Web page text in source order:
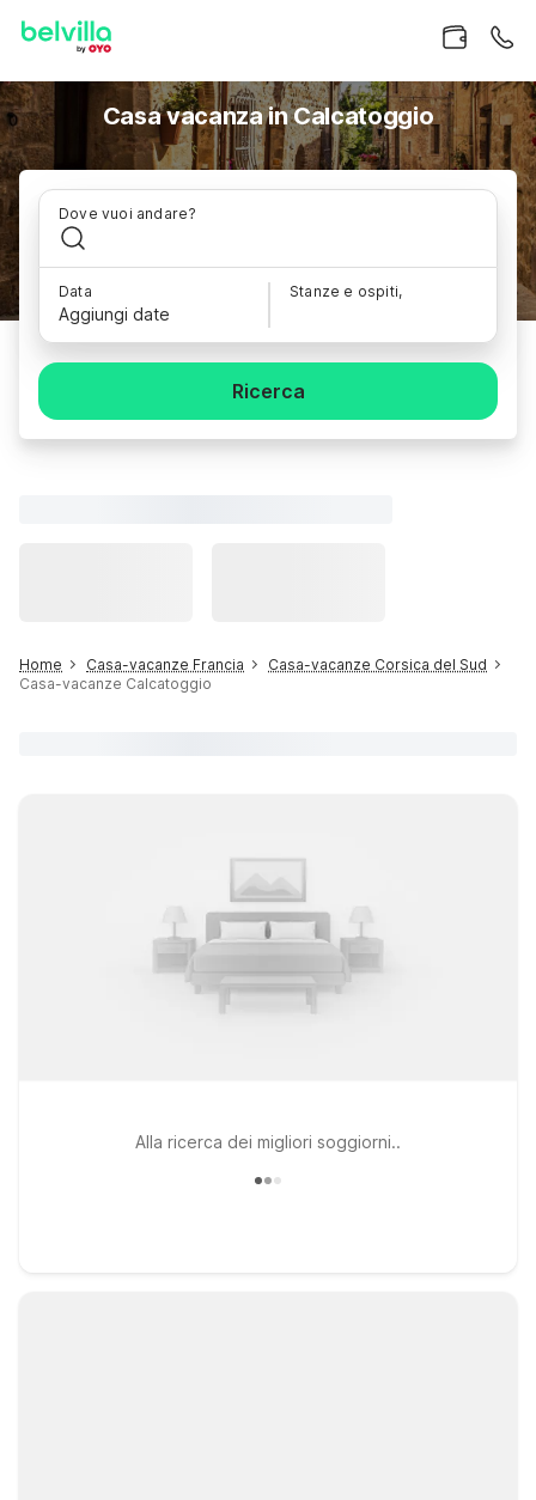
Casa vacanza in Calcatoggio
Dove vuoi andare?
Data
Aggiungi date
Stanze e ospiti,
Ricerca
Home Casa-vacanze Francia
Casa-vacanze Corsica del Sud
Casa-vacanze Calcatoggio
Alla ricerca dei migliori soggiorni..